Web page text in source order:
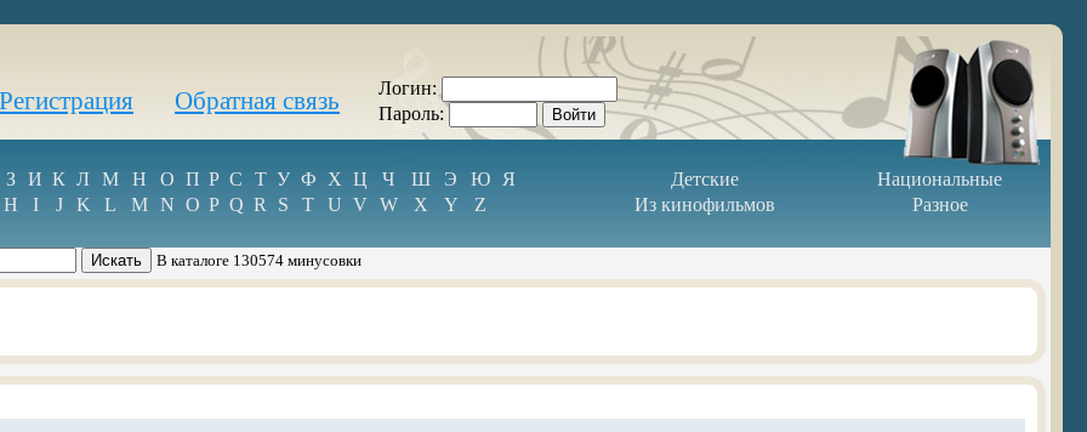
Регистрация Обратная связь
Логин:
Пароль:
З И К Л М Н О П Р С Т У Ф Х Ц Ч Ш Э Ю Я Детские
Национальные
H
I J K L M N O P Q R S T U V W X Y Z Из кинофильмов Разное
В каталоге 130574 минусовки